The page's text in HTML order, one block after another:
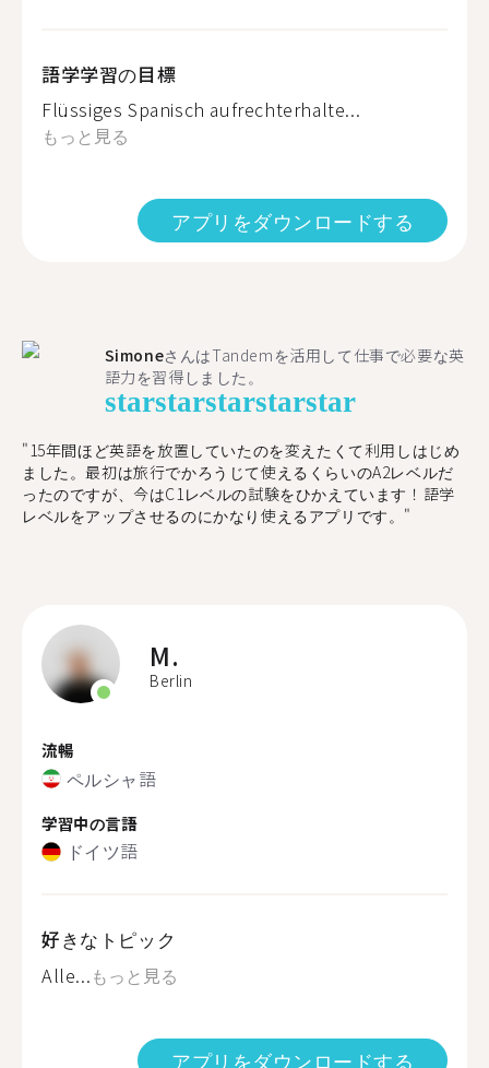
語学学習の目標
Flüssiges Spanisch aufrechterhalte...
もっと見る
アプリをダウンロードする
SimoneさんはTandemを活用して仕事で必要な英
語力を習得しました。
starstarstarstarstar
"15年間ほど英語を放置していたのを変えたくて利用しはじめ
ました。最初は旅行でかろうじて使えるくらいのA2レベルだ
ったのですが、今はC1レベルの試験をひかえています！語学
レベルをアップさせるのにかなり使えるアプリです。"
M.
Berlin
流暢
ペルシャ語
学習中の言語
ドイツ語
好きなトピック
Alle...もっと見る
アプリをダウンロードする